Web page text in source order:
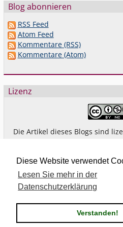
Diese Website verwendet
Lesen Sie mehr in der
Datenschutzerklärung
Verstanden!
Blog abonnieren
RSS Feed
Atom Feed
Kommentare (RSS)
Kommentare (Atom)
Lizenz
Die Artikel dieses Blogs sind
Das giltnichtfür Bilder oder
Beiträge.
Powered bySerendipity& the2k11